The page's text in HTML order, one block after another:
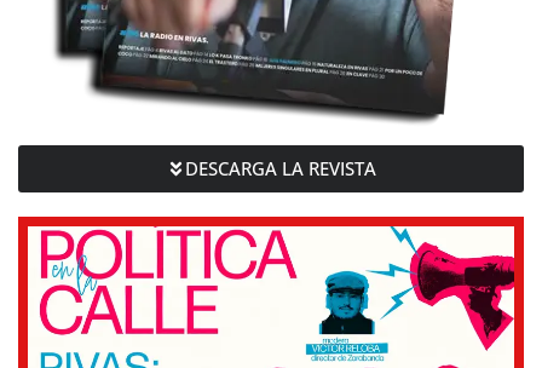
DESCARGA LA REVISTA